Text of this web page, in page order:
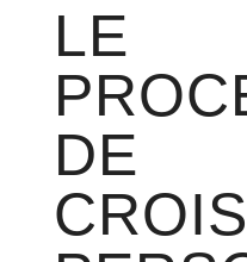
LE
DE